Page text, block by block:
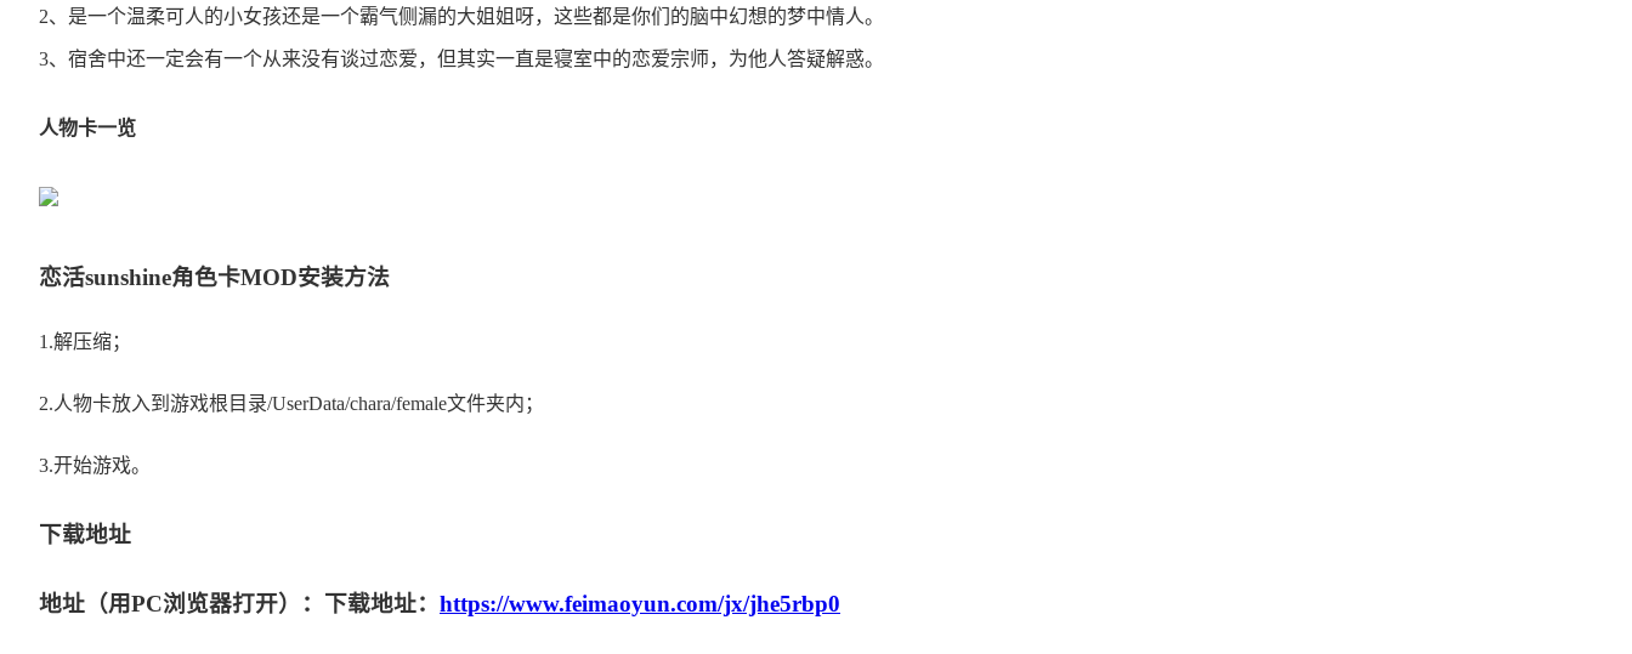
2、是一个温柔可人的小女孩还是一个霸气侧漏的大姐姐呀，这些都是你们的脑中幻想的梦中情人。
3、宿舍中还一定会有一个从来没有谈过恋爱，但其实一直是寝室中的恋爱宗师，为他人答疑解惑。
人物卡一览
恋活sunshine角色卡MOD安装方法
1.解压缩；
2.人物卡放入到游戏根目录/UserData/chara/female文件夹内；
3.开始游戏。
下载地址
地址（用PC浏览器打开）：下载地址： https://www.feimaoyun.com/jx/jhe5rbp0